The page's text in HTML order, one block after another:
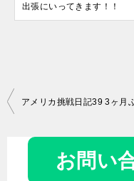
出張にいってきます！！
投
お問い